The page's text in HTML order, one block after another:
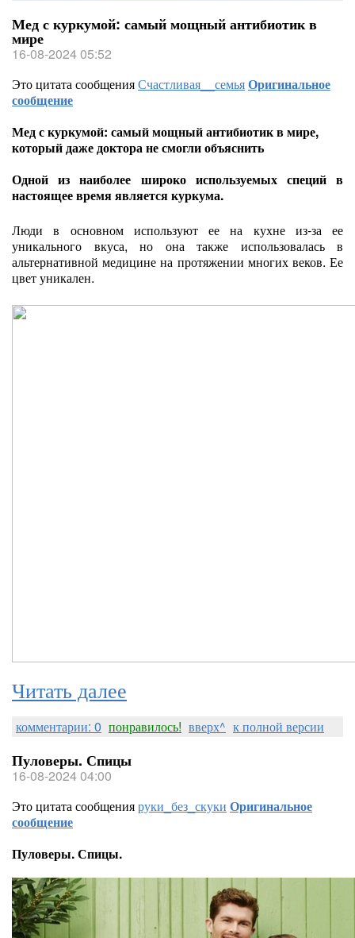
Мед с куркумой: самый мощный антибиотик в
мире
16-08-2024 05:52
Это цитата сообщенияСчастливая__семьяОригинальное
сообщение
Мед с куркумой: самый мощный антибиотик в мире,
который даже доктора не смогли объяснить
Одной из наиболее широко используемых специй в
настоящее время является куркума.
Люди в основном используют ее на кухне из-за ее
уникального вкуса, но она также использовалась в
альтернативной медицине на протяжении многих веков. Ее
цвет уникален.
Читать далее
комментарии: 0 понравилось! вверх^ к полной версии
Пуловеры. Спицы
16-08-2024 04:00
Это цитата сообщенияруки_без_скуки Оригинальное
сообщение
Пуловеры. Спицы.